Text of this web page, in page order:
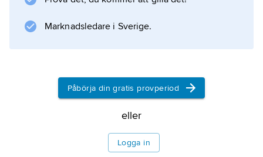
Marknadsledare i Sverige.
Påbörja din gratis provperiod
eller
Logga in